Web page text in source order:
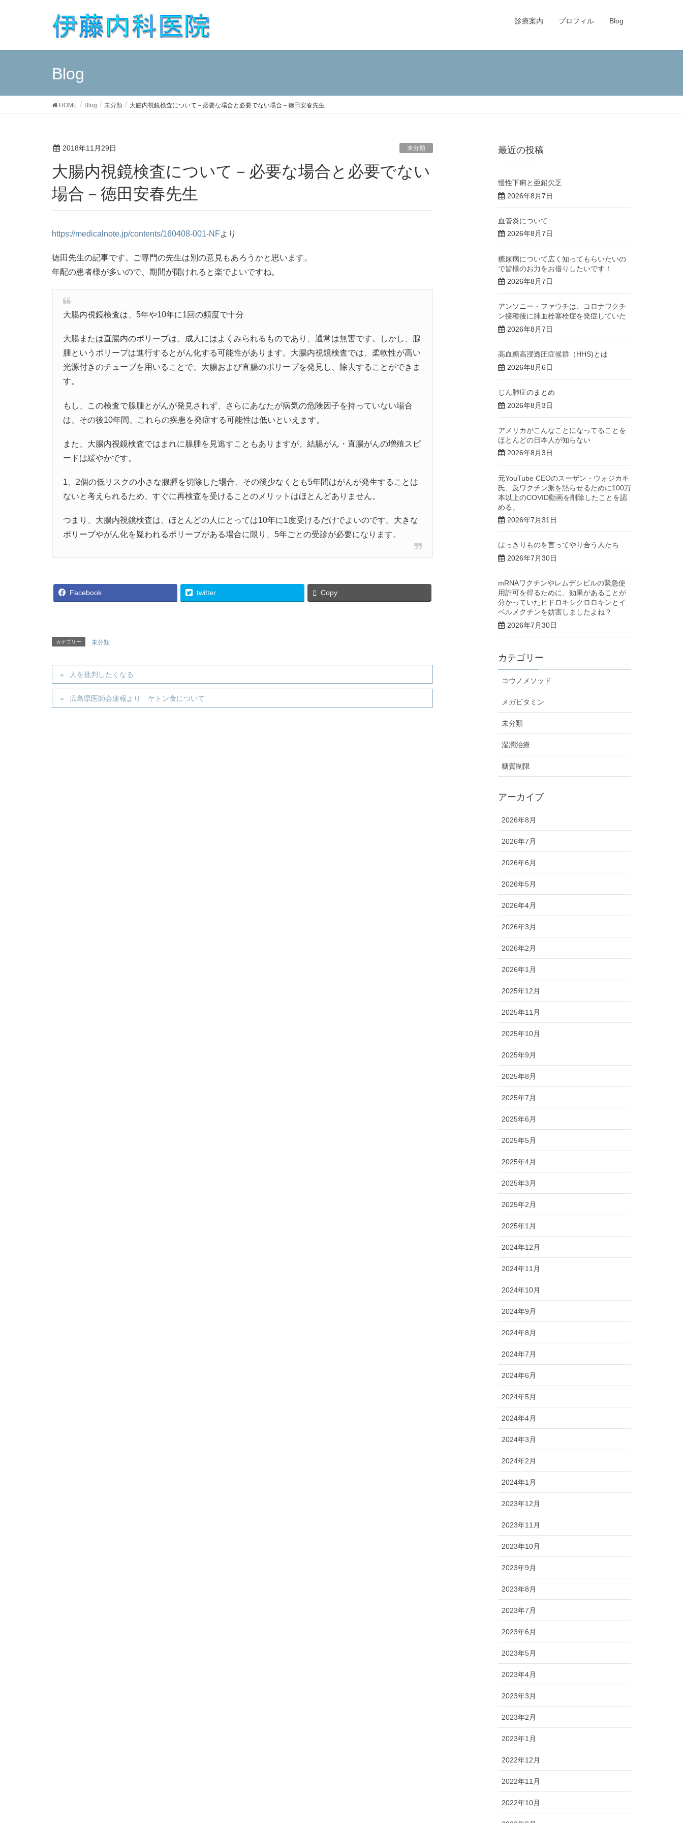
診療案内 プロフィル Blog
Blog
HOME Blog 未分類 大腸内視鏡検査について－必要な場合と必要でない場合－徳田安春先生
2018年11月29日 未分類
大腸内視鏡検査について－必要な場合と必要でない
場合－徳田安春先生
https://medicalnote.jp/contents/160408-001-NFより
徳田先生の記事です。ご専門の先生は別の意見もあろうかと思います。
年配の患者様が多いので、期間が開けれると楽でよいですね。
大腸内視鏡検査は、5年や10年に1回の頻度で十分
大腸または直腸内のポリープは、成人にはよくみられるものであり、通常は無害です。しかし、腺
腫というポリープは進行するとがん化する可能性があります。大腸内視鏡検査では、柔軟性が高い
光源付きのチューブを用いることで、大腸および直腸のポリープを発見し、除去することができま
す。
もし、この検査で腺腫とがんが発見されず、さらにあなたが病気の危険因子を持っていない場合
は、その後10年間、これらの疾患を発症する可能性は低いといえます。
また、大腸内視鏡検査ではまれに腺腫を見逃すこともありますが、結腸がん・直腸がんの増殖スピ
ードは緩やかです。
1、2個の低リスクの小さな腺腫を切除した場合、その後少なくとも5年間はがんが発生することは
ないと考えられるため、すぐに再検査を受けることのメリットはほとんどありません。
つまり、大腸内視鏡検査は、ほとんどの人にとっては10年に1度受けるだけでよいのです。大きな
ポリープやがん化を疑われるポリープがある場合に限り、5年ごとの受診が必要になります。
Facebook twitter Copy
カテゴリー 未分類
人を批判したくなる
広島県医師会速報より ケトン食について
最近の投稿
慢性下痢と亜鉛欠乏
2026年8月7日
血管炎について
2026年8月7日
糖尿病について広く知ってもらいたいの
で皆様のお力をお借りしたいです！
2026年8月7日
アンソニー・ファウチは、コロナワクチ
ン接種後に肺血栓塞栓症を発症していた
2026年8月7日
高血糖高浸透圧症候群（HHS)とは
2026年8月6日
じん肺症のまとめ
2026年8月3日
アメリカがこんなことになってることを
ほとんどの日本人が知らない
2026年8月3日
元YouTube CEOのスーザン・ウォジカキ
氏、反ワクチン派を黙らせるために100万
本以上のCOVID動画を削除したことを認
める。
2026年7月31日
はっきりものを言ってやり合う人たち
2026年7月30日
mRNAワクチンやレムデシビルの緊急使
用許可を得るために、効果があることが
分かっていたヒドロキシクロロキンとイ
ベルメクチンを妨害しましたよね？
2026年7月30日
カテゴリー
コウノメソッド
メガビタミン
未分類
湿潤治療
糖質制限
アーカイブ
2026年8月
2026年7月
2026年6月
2026年5月
2026年4月
2026年3月
2026年2月
2026年1月
2025年12月
2025年11月
2025年10月
2025年9月
2025年8月
2025年7月
2025年6月
2025年5月
2025年4月
2025年3月
2025年2月
2025年1月
2024年12月
2024年11月
2024年10月
2024年9月
2024年8月
2024年7月
2024年6月
2024年5月
2024年4月
2024年3月
2024年2月
2024年1月
2023年12月
2023年11月
2023年10月
2023年9月
2023年8月
2023年7月
2023年6月
2023年5月
2023年4月
2023年3月
2023年2月
2023年1月
2022年12月
2022年11月
2022年10月